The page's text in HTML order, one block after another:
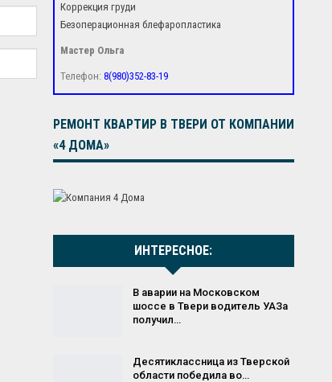
Коррекция груди
Безоперационная блефаропластика
Мастер Ольга
Телефон: 8(980)352-83-19
РЕМОНТ КВАРТИР В ТВЕРИ ОТ КОМПАНИИ
«4 ДОМА»
ИНТЕРЕСНОЕ:
В аварии на Московском
шоссе в Твери водитель УАЗа
получил…
Десятиклассница из Тверской
области победила во…